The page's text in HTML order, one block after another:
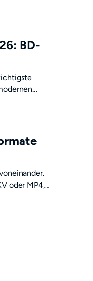
welche
BD-
oder MP4,